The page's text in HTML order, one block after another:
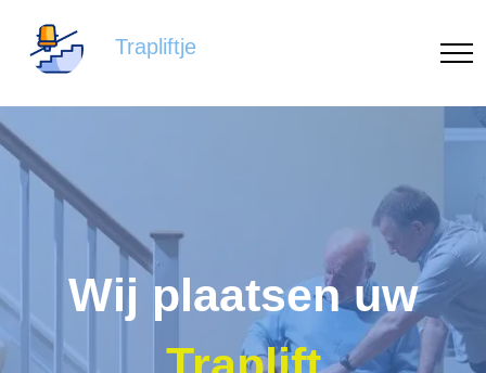
Trapliftje
Wij plaatsen uw